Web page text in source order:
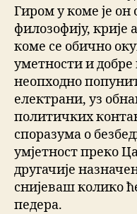
Гиром у коме је он
филозофију, крије
коме се обично
уметности и добре
неопходно
електрани, уз
политичких
споразума о
умјетност преко
другачије
снијеваш колико
педера.